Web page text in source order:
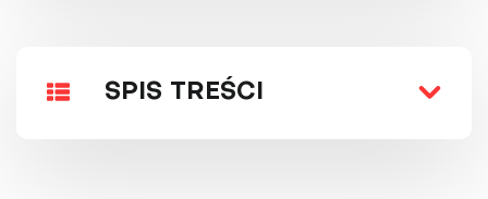
SPIS TREŚCI